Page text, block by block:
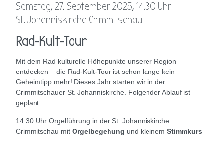
Samstag, 27. September 2025, 14.30 Uhr
St. Johanniskirche Crimmitschau
Rad-Kult-Tour
Mit dem Rad kulturelle Höhepunkte unserer Region
entdecken – die Rad-Kult-Tour ist schon lange kein
Geheimtipp mehr! Dieses Jahr starten wir in der
Crimmitschauer St. Johanniskirche. Folgender Ablauf ist
geplant
14.30 Uhr Orgelführung in der St. Johanniskirche
Crimmitschau mit Orgelbegehung und kleinem Stimmkurs